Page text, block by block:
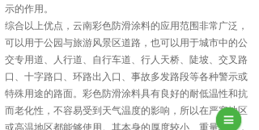
示的作用。
综合以上优点，云南彩色防滑涂料的应用范围非常广泛，
可以用于公园与旅游风景区道路，也可以用于城市中的公
交专用道、人行道、自行车道、行人天桥、陡坡、交叉路
口、十字路口、环路出入口、事故多发路段等各种警示或
特殊用途的路面。彩色防滑涂料具有良好的耐低温性和抗
而老化性，不容易受到天气温度的影响，所以在严寒地区
或高温地区都能够使用。其本身的厚度较小、重量较轻，